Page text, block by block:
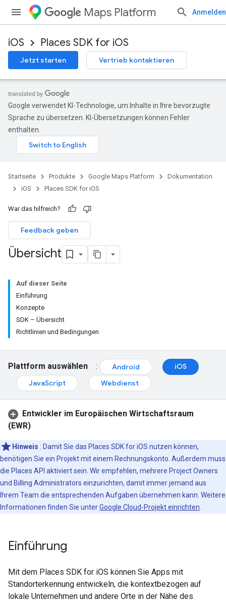
Maps Platform Anmelden
iOS Places SDK for iOS
Jetzt starten Vertrieb kontaktieren
Google verwendet KI-Technologie, um Inhalte in Ihre bevorzugte
Sprache zu übersetzen. KI-Übersetzungen können Fehler
enthalten.
Startseite Produkte Google Maps Platform
Dokumentation
iOS
Places SDK for iOS
War das hilfreich?
Feedback geben
Übersicht
Auf dieser Seite
Einführung
Konzepte
SDK – Übersicht
Richtlinien und Bedingungen
Plattform auswählen : Android
iOS
JavaScript
Webdienst
Entwickler im Europäischen Wirtschaftsraum
(EWR)
Hinweis : Damit Sie das Places SDK for iOS nutzen können,
benötigen Sie ein Projekt mit einem Rechnungskonto. Außerdem muss
die Places API aktiviert sein. Wir empfehlen, mehrere Project Owners
und Billing Administrators einzurichten, damit immer jemand aus
Ihrem Team die entsprechenden Aufgaben übernehmen kann. Weitere
Informationen finden Sie unterGoogle Cloud-Projekt einrichten
Einführung
Mit dem Places SDK for iOS können Sie Apps mit
Standorterkennung entwickeln, die kontextbezogen auf
lokale Unternehmen und andere Orte in der Nähe des